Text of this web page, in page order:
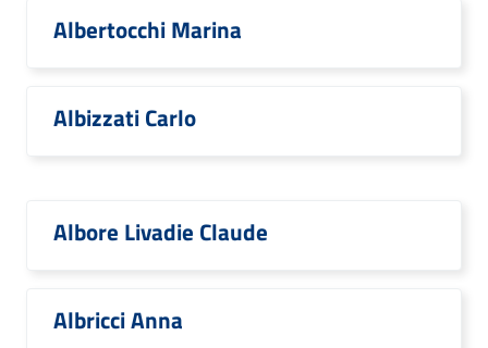
Albertocchi Marina
Albizzati Carlo
Albore Livadie Claude
Albricci Anna